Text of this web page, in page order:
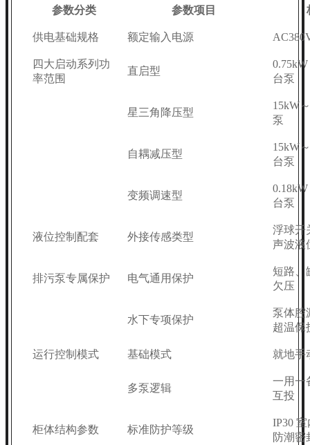
参数分类 参数项目
供电基础规格 额定输入电源
四大启动系列功
率范围
直启型
台泵
星三角降压型
15kW
泵
自耦减压型
15kW
台泵
变频调速型
台泵
液位控制配套 外接传感类型
浮球开
声波液
排污泵专属保护 电气通用保护
短路、
欠压
水下专项保护
泵体腔
超温保
运行控制模式 基础模式 就地手
多泵逻辑
一用一
互投
柜体结构参数 标准防护等级
IP30
防潮密